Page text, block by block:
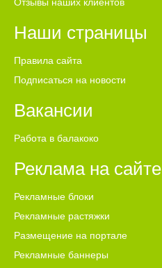
Отзывы наших клиентов
Наши страницы
Правила сайта
Подписаться на новости
Вакансии
Работа в балакоко
Реклама на сайте
Рекламные блоки
Рекламные растяжки
Размещение на портале
Рекламные баннеры